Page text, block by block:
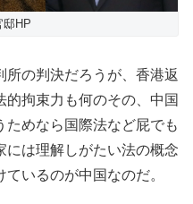
邸HP
所の判決だろうが、香港返
拘束力も何のその、中国
めなら国際法など屁でも
には理解しがたい法の概念
ているのが中国なのだ。